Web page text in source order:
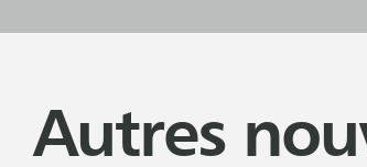
Autres